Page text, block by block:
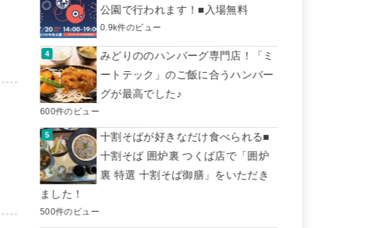
公園で行われます！■入場無料
0.9k件のビュー
みどりののハンバーグ専門店！「ミ
ートテック」のご飯に合うハンバー
グが最高でした♪
600件のビュー
十割そばが好きなだけ食べられる■
十割そば 囲炉裏 つくば店で「囲炉
裏 特選 十割そば御膳」をいただき
ました！
500件のビュー